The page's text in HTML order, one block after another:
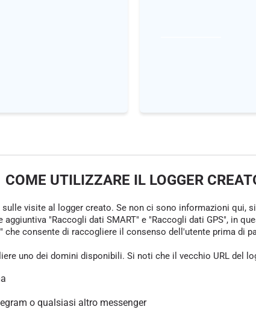
COME UTILIZZARE IL LOGGER
visite al logger creato. Se non ci sono informazioni qui,
"Raccogli dati SMART" e "Raccogli dati GPS", in
consente di raccogliere il consenso dell'utente prima di
uno dei domini disponibili. Si noti che il vecchio URL del
o qualsiasi altro messenger